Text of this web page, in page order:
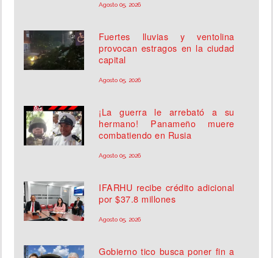
Agosto 05, 2026
Fuertes lluvias y ventolina
provocan estragos en la ciudad
capital
Agosto 05, 2026
¡La guerra le arrebató a su
hermano! Panameño muere
combatiendo en Rusia
Agosto 05, 2026
IFARHU recibe crédito adicional
por $37.8 millones
Agosto 05, 2026
Gobierno tico busca poner fin a